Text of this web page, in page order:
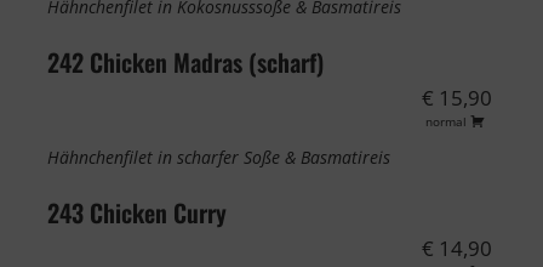
Hähnchenfilet in Kokosnusssoße & Basmatireis
242 Chicken Madras (scharf)
€ 15,90
normal
Hähnchenfilet in scharfer Soße & Basmatireis
243 Chicken Curry
€ 14,90